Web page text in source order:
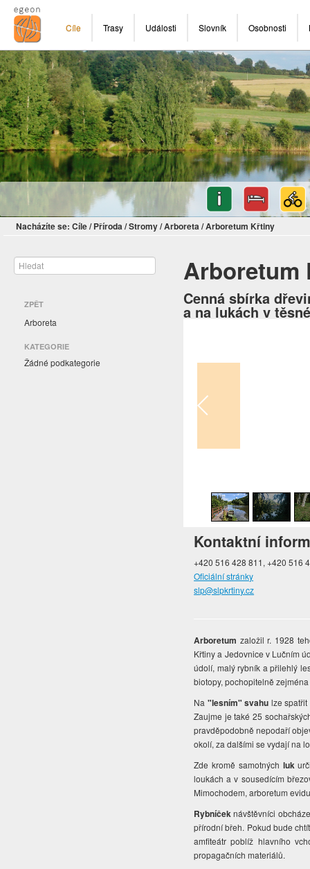
Cíle Trasy Události Slovník Osobnosti
Nacházíte se: Cíle/ Příroda/Stromy/Arboreta/Arboretum Křtiny
ZPĚT
Arboreta
KATEGORIE
Žádné podkategorie
Arboretum
Cenná sbírka
a na lukách v
Kontaktní
+420 516 428 811, +420 516
Oficiální stránky
slp@slpkrtiny.cz
Arboretum založil r. 1928
Křtiny a Jedovnice v Lučním
údolí, malý rybník a přilehlý
biotopy, pochopitelně
Na "lesním" svahu lze
Zaujme je také 25
pravděpodobně nepodaří
okolí, za dalšími se vydají na
Zde kromě samotných luk
loukách a v sousedícím
Mimochodem, arboretum
Rybníčeknávštěvníci
přírodní břeh. Pokud bude
amfiteátr poblíž hlavního
propagačních materiálů.